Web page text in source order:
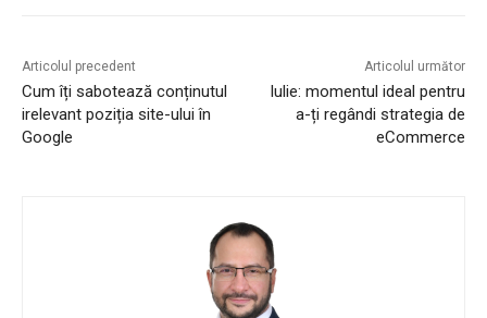
LEGAL & DP
STUDIES
Articolul precedent
Cum îți sabotează conținutul
irelevant poziția site-ului în
Google
Articolul următor
Iulie: momentul ideal pentru
a-ți regândi strategia de
eCommerce